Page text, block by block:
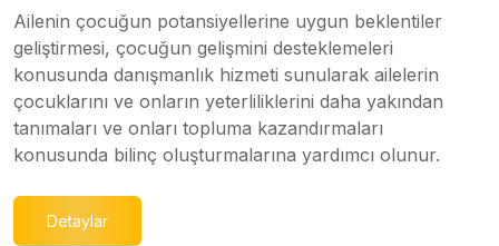
Ailenin çocuğun potansiyellerine uygun beklentiler
geliştirmesi, çocuğun gelişmini desteklemeleri
konusunda danışmanlık hizmeti sunularak ailelerin
çocuklarını ve onların yeterliliklerini daha yakından
tanımaları ve onları topluma kazandırmaları
konusunda bilinç oluşturmalarına yardımcı olunur.
Detaylar